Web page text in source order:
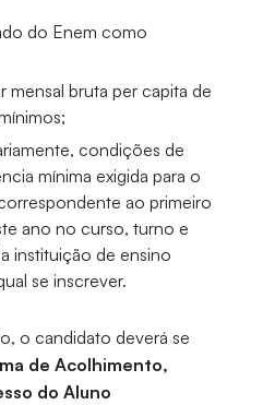
do Enem como
mensal bruta per capita de
condições de
mínima exigida para o
ao primeiro
ano no curso, turno e
instituição de ensino
se inscrever.
o candidato deverá se
de Acolhimento,
do Aluno